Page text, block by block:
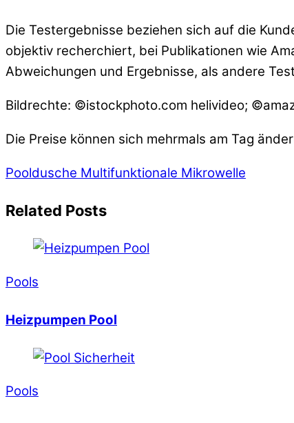
Die Testergebnisse beziehen sich auf die
objektiv recherchiert, bei Publikationen wie
Abweichungen und Ergebnisse, als andere
Bildrechte: ©istockphoto.com helivideo;
Die Preise können sich mehrmals am Tag
Pooldusche Multifunktionale Mikrowelle
Related Posts
Pools
Heizpumpen Pool
Pools